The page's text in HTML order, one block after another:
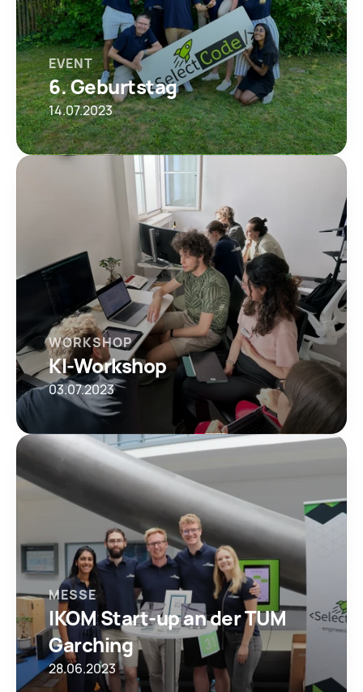
EVENT
6. Geburtstag
14.07.2023
WORKSHOP
KI-Workshop
03.07.2023
MESSE
IKOM Start-up an der TUM
Garching
28.06.2023